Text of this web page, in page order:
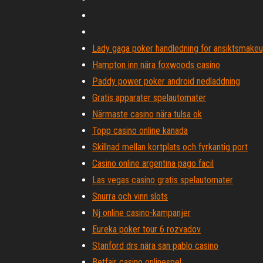
Lady gaga poker handledning för
Hampton inn nära foxwoods casino
Paddy power poker android nedladdning
Gratis apparater spelautomater
Närmaste casino nära tulsa ok
Topp casino online kanada
Skillnad mellan kortplats och fyrkantig port
Casino online argentina pago facil
Las vegas casino gratis spelautomater
Snurra och vinn slots
Nj online casino-kampanjer
Eureka poker tour 6 rozvadov
Stanford drs nära san pablo casino